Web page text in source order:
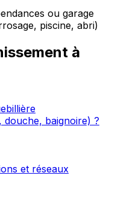
ou garage
piscine, abri)
à
douche, baignoire) ?
et réseaux